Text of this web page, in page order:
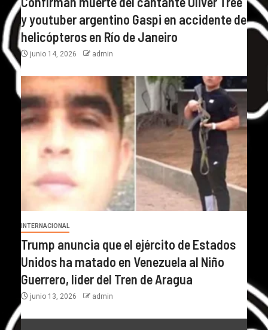
y youtuber argentino Gaspi en accidente de
helicópteros en Río de Janeiro
junio 14, 2026 admin
INTERNACIONAL
Trump anuncia que el ejército de Estados
Unidos ha matado en Venezuela al Niño
Guerrero, líder del Tren de Aragua
junio 13, 2026 admin